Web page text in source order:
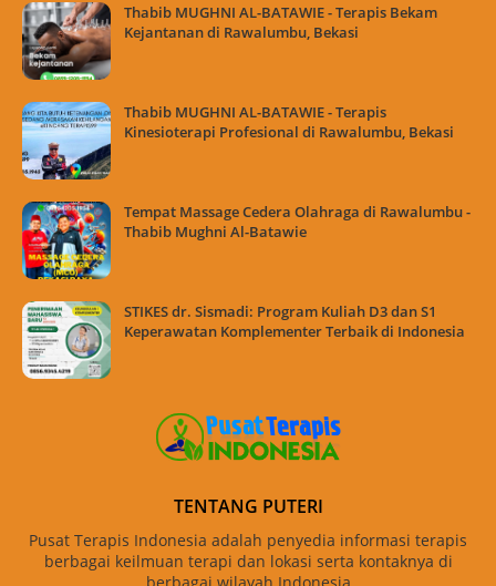
Thabib MUGHNI AL-BATAWIE - Terapis Bekam
Kejantanan di Rawalumbu, Bekasi
Thabib MUGHNI AL-BATAWIE - Terapis
Kinesioterapi Profesional di Rawalumbu, Bekasi
Tempat Massage Cedera Olahraga di Rawalumbu -
Thabib Mughni Al-Batawie
STIKES dr. Sismadi: Program Kuliah D3 dan S1
Keperawatan Komplementer Terbaik di Indonesia
TENTANG PUTERI
Pusat Terapis Indonesia adalah penyedia informasi terapis
berbagai keilmuan terapi dan lokasi serta kontaknya di
berbagai wilayah Indonesia